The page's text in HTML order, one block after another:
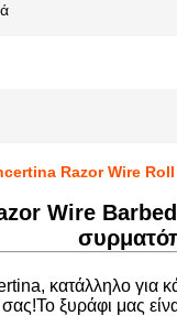
Razor Wire
Wire
κατάλληλο για
ξυράφι μας